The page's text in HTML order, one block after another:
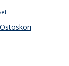
Ostoskori